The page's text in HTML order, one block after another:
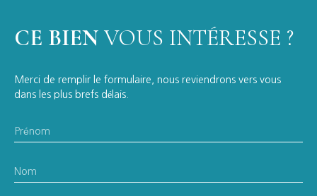
CE BIEN VOUS INTÉRESSE ?
Merci de remplir le formulaire, nous reviendrons vers vous
dans les plus brefs délais.
Prénom
Nom